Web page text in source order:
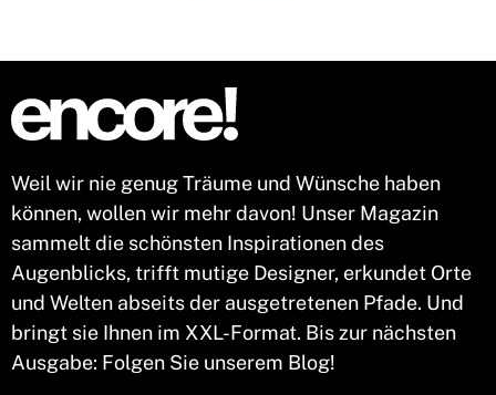
Weil wir nie genug Träume und Wünsche haben
können, wollen wir mehr davon! Unser Magazin
sammelt die schönsten Inspirationen des
Augenblicks, trifft mutige Designer, erkundet Orte
und Welten abseits der ausgetretenen Pfade. Und
bringt sie Ihnen im XXL-Format. Bis zur nächsten
Ausgabe: Folgen Sie unserem Blog!